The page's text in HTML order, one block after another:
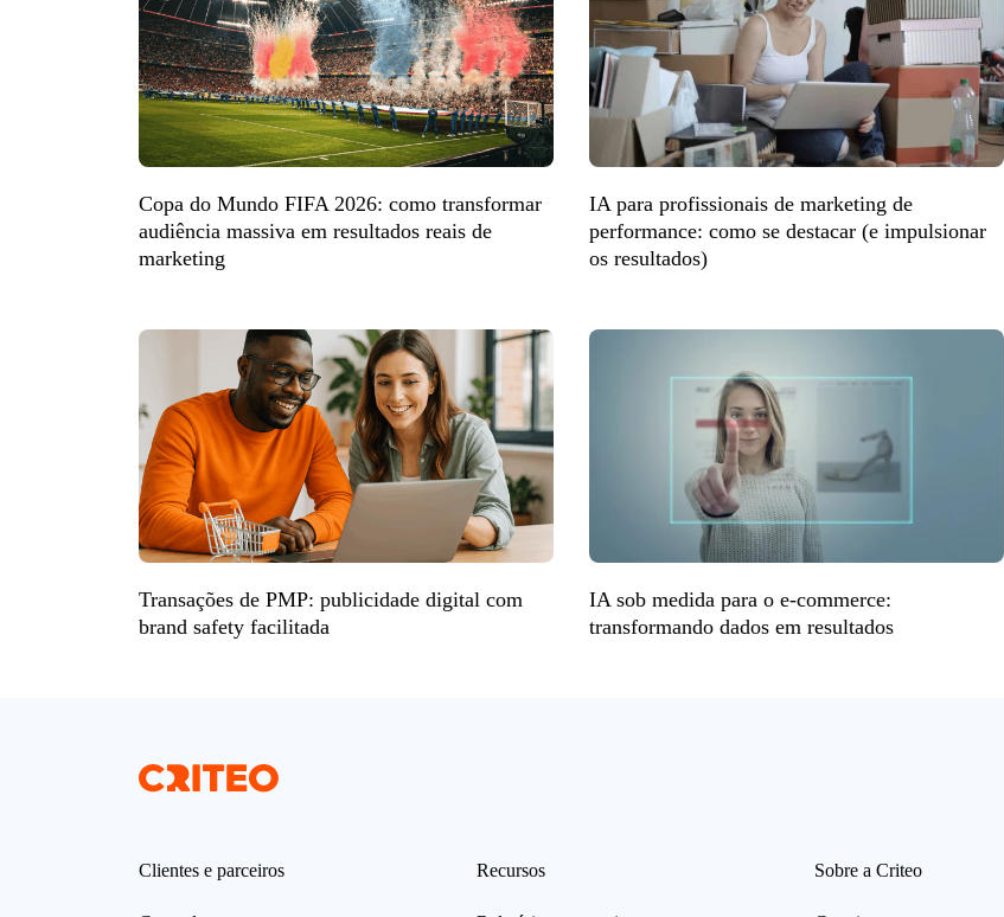
Copa do Mundo FIFA 2026: como transformar
audiência massiva em resultados reais de
marketing
IA para profissionais de marketing de
performance: como se destacar (e impulsionar
os resultados)
Transações de PMP: publicidade digital com
brand safety facilitada
IA sob medida para o e-commerce:
transformando dados em resultados
Clientes e parceiros Recursos Sobre a Criteo